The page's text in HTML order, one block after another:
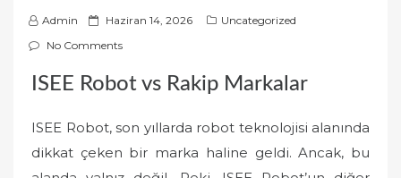
Admin
P
o
t
d
o
n
Haziran 14, 2026
Uncategorized
No Comments
ISEE Robot vs Rakip Markalar
ISEE Robot, son yıllarda robot teknolojisi alanında
dikkat çeken bir marka haline geldi. Ancak, bu